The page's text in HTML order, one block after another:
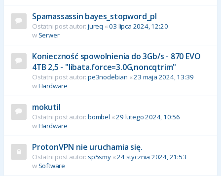
Spamassassin bayes_stopword_pl
Ostatni post autor: jureq «03 lipca 2024, 12:20
w Serwer
Konieczność spowolnienia do 3Gb/s - 870 EVO
4TB 2,5 - "libata.force=3.0G,noncqtrim"
Ostatni post autor: pe3nodebian «23 maja 2024, 13:39
wHardware
mokutil
Ostatni post autor: bombel «29 lutego 2024, 10:56
wHardware
ProtonVPN nie uruchamia się.
Ostatni post autor: sp5smy«24 stycznia 2024, 21:53
w Software